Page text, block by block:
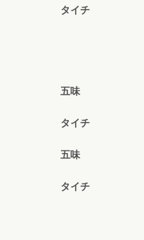
タイチ
五味
タイチ
五味
タイチ